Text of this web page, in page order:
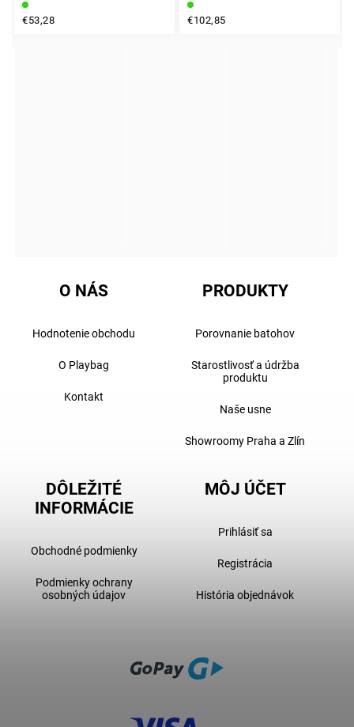
€53,28 €102,85
INSTAGRAM
O NÁS
Hodnotenie obchodu
O Playbag
Kontakt
PRODUKTY
Porovnanie batohov
Starostlivosť a údržba
produktu
Naše usne
Showroomy Praha a Zlín
DÔLEŽITÉ
INFORMÁCIE
Obchodné podmienky
Podmienky ochrany
osobných údajov
MÔJ ÚČET
Prihlásiť sa
Registrácia
História objednávok